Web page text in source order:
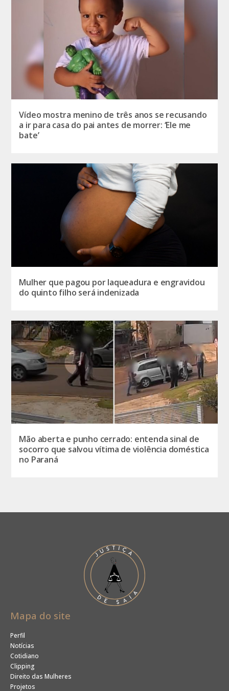
Vídeo mostra menino de três anos se recusando
a ir para casa do pai antes de morrer: ‘Ele me
bate’
Mulher que pagou por laqueadura e engravidou
do quinto filho será indenizada
Mão aberta e punho cerrado: entenda sinal de
socorro que salvou vítima de violência doméstica
no Paraná
Mapa do site
Perfil
Notícias
Cotidiano
Clipping
Direito das Mulheres
Projetos